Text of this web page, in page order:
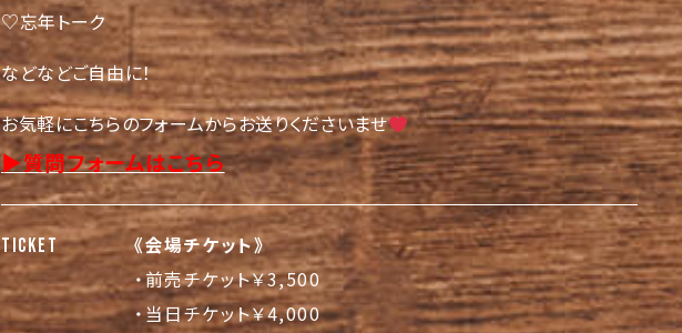
♡忘年トーク
などなどご自由に！
お気軽にこちらのフォームからお送りくださいませ
▶︎質問フォームはこちら
TICKET
《会場チケット》
・前売チケット￥3,500
・当日チケット￥4,000